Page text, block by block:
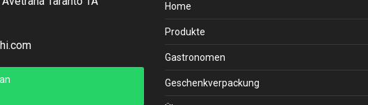
Home
Produkte
Gastronomen
Geschenkverpackung